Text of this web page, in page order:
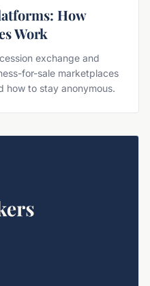
How
Work
exchange and
for-sale marketplaces
how to stay anonymous.